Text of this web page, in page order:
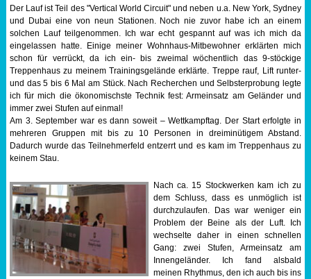
Der Lauf ist Teil des "Vertical World Circuit" und neben u.a. New York, Sydney
und Dubai eine von neun Stationen. Noch nie zuvor habe ich an einem
solchen Lauf teilgenommen. Ich war echt gespannt auf was ich mich da
eingelassen hatte. Einige meiner Wohnhaus-Mitbewohner erklärten mich
schon für verrückt, da ich ein- bis zweimal wöchentlich das 9-stöckige
Treppenhaus zu meinem Trainingsgelände erklärte. Treppe rauf, Lift runter-
und das 5 bis 6 Mal am Stück. Nach Recherchen und Selbsterprobung legte
ich für mich die ökonomischste Technik fest: Armeinsatz am Geländer und
immer zwei Stufen auf einmal!
Am 3. September war es dann soweit – Wettkampftag. Der Start erfolgte in
mehreren Gruppen mit bis zu 10 Personen in dreiminütigem Abstand.
Dadurch wurde das Teilnehmerfeld entzerrt und es kam im Treppenhaus zu
keinem Stau.
Nach ca. 15 Stockwerken kam ich zu
dem Schluss, dass es unmöglich ist
durchzulaufen. Das war weniger ein
Problem der Beine als der Luft. Ich
wechselte daher in einen schnellen
Gang: zwei Stufen, Armeinsatz am
Innengeländer. Ich fand alsbald
meinen Rhythmus, den ich auch bis ins